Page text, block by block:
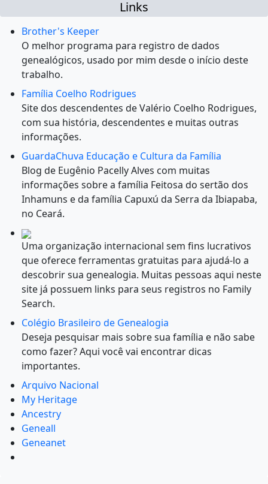
Links
Brother's Keeper
O melhor programa para registro de dados
genealógicos, usado por mim desde o início deste
trabalho.
Família Coelho Rodrigues
Site dos descendentes de Valério Coelho Rodrigues,
com sua história, descendentes e muitas outras
informações.
GuardaChuva Educação e Cultura da Família
Blog de Eugênio Pacelly Alves com muitas
informações sobre a família Feitosa do sertão dos
Inhamuns e da família Capuxú da Serra da Ibiapaba,
no Ceará.
Uma organização internacional sem fins lucrativos
que oferece ferramentas gratuitas para ajudá-lo a
descobrir sua genealogia. Muitas pessoas aqui neste
site já possuem links para seus registros no Family
Search.
Colégio Brasileiro de Genealogia
Deseja pesquisar mais sobre sua família e não sabe
como fazer? Aqui você vai encontrar dicas
importantes.
Arquivo Nacional
My Heritage
Ancestry
Geneall
Geneanet